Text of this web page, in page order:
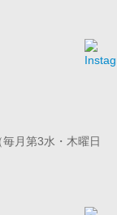
月第3水・木曜日